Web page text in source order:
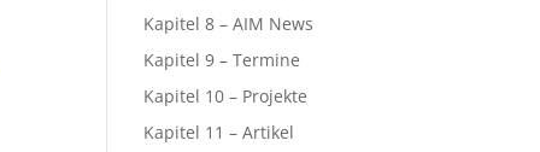
Kapitel 8 – AIM News
Kapitel 9 – Termine
Kapitel 10 – Projekte
Kapitel 11 – Artikel